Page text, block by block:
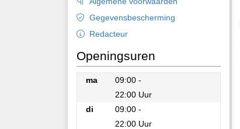
Gegevensbescherming
Redacteur
Openingsuren
ma 09:00 -
22:00 Uur
di
09:00 -
22:00 Uur